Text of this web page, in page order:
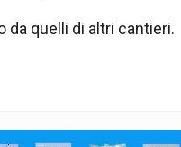
da quelli di altri cantieri.